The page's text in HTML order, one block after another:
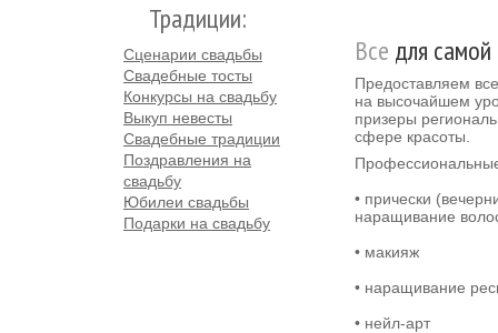
Традиции:
Сценарии свадьбы
Свадебные тосты
Конкурсы на свадьбу
Выкуп невесты
Свадебные традиции
Поздравления на
свадьбу
Юбилеи свадьбы
Подарки на свадьбу
Все для самой
Предоставляем
на высочайшем
призеры
сфере красоты.
• прически
наращивание
• макияж
• наращивание
• нейл-арт